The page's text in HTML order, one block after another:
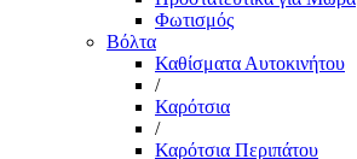
Φωτισμός
Βόλτα
Καθίσματα Αυτοκινήτου
/
Καρότσια
/
Καρότσια Περιπάτου